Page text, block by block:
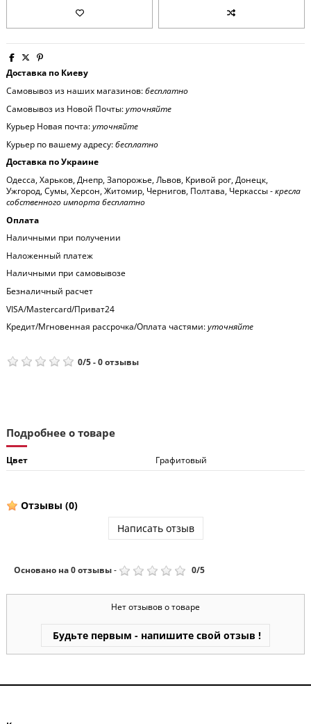
Доставка по Киеву
Самовывоз из наших магазинов:бесплатно
Самовывоз из Новой Почты:уточняйте
Курьер Новая почта:уточняйте
Курьер по вашему адресу:бесплатно
Доставка по Украине
Одесса, Харьков, Днепр, Запорожье, Львов, Кривой рог, Донецк,
Ужгород, Сумы, Херсон, Житомир, Чернигов, Полтава, Черкассы -кресла
собственного импорта бесплатно
Оплата
Наличными при получении
Наложенный платеж
Наличными при самовывозе
Безналичный расчет
VISA/Mastercard/Приват24
Кредит/Мгновенная рассрочка/Оплата частями:уточняйте
0/5-0отзывы
Подробнее о товаре
Цвет Графитовый
Отзывы (0)
Написать отзыв
Основано на0отзывы- 0/5
Нет отзывов о товаре
Будьте первым - напишите свой отзыв !